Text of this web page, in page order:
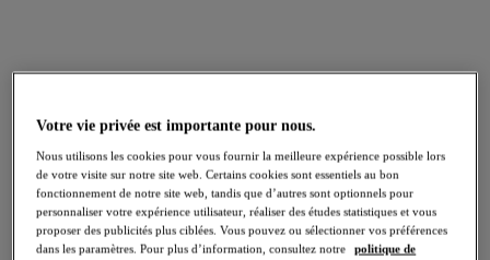
Votre vie privée est importante pour nous.
Nous utilisons les cookies pour vous fournir la meilleure expérience possible lors
de votre visite sur notre site web. Certains cookies sont essentiels au bon
fonctionnement de notre site web, tandis que d’autres sont optionnels pour
personnaliser votre expérience utilisateur, réaliser des études statistiques et vous
proposer des publicités plus ciblées. Vous pouvez ou sélectionner vos préférences
dans les paramètres. Pour plus d’information, consultez notre
politique de